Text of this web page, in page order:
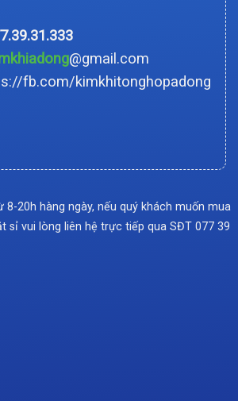
@gmail.com
fb.com/kimkhitonghopadong
8-20h hàng ngày, nếu quý khách muốn mua
sỉ vui lòng liên hệ trực tiếp qua SĐT 077 39